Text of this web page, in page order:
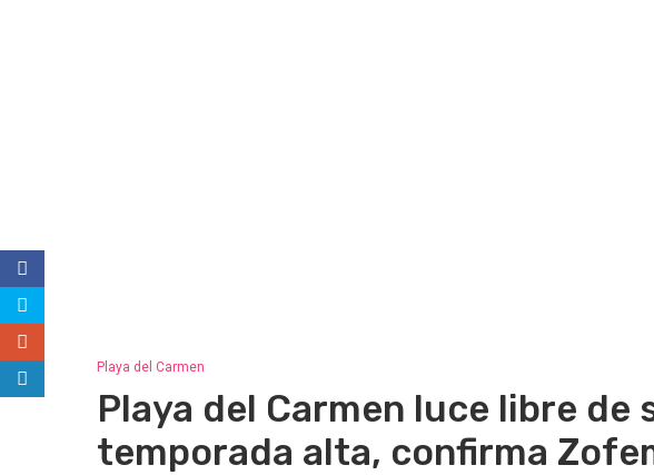
Playa del Carmen
Playa del Carmen luce libre de
temporada alta, confirma